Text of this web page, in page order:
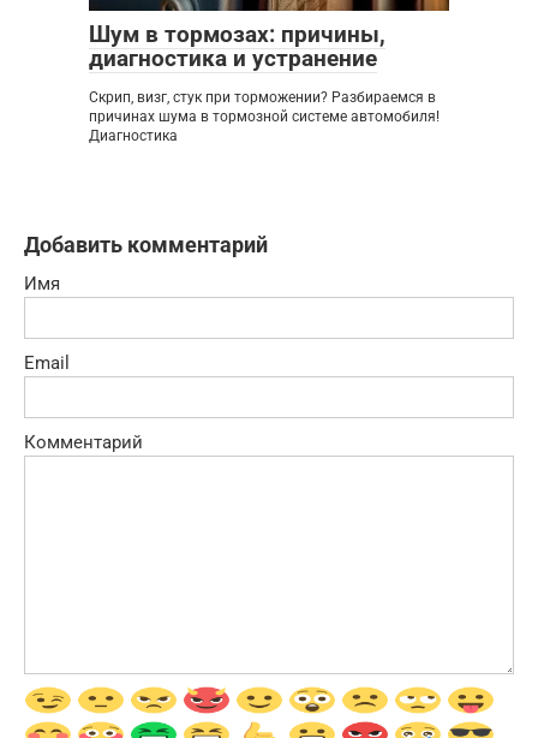
Шум в тормозах: причины,
диагностика и устранение
Скрип, визг, стук при торможении? Разбираемся в
причинах шума в тормозной системе автомобиля!
Диагностика
Добавить комментарий
Имя
Email
Комментарий